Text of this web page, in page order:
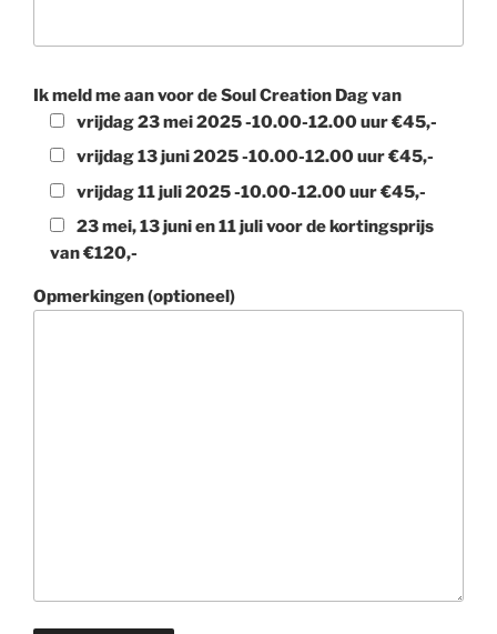
Ik meld me aan voor de Soul Creation Dag van
vrijdag 23 mei 2025 -10.00-12.00 uur €45,-
vrijdag 13 juni 2025 -10.00-12.00 uur €45,-
vrijdag 11 juli 2025 -10.00-12.00 uur €45,-
23 mei, 13 juni en 11 juli voor de kortingsprijs
van €120,-
Opmerkingen (optioneel)